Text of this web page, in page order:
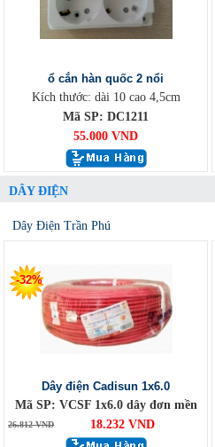
ổ cắn hàn quốc 2 nổi
Kích thước: dài 10 cao 4,5cm
Mã SP: DC1211
55.000 VND
DÂY ĐIỆN
Dây Điện Trần Phú
-32%
Dây điện Cadisun 1x6.0
Mã SP: VCSF 1x6.0 dây đơn mền
26.812 VND 18.232 VND